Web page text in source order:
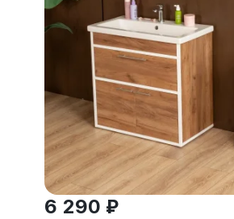
6 290 ₽